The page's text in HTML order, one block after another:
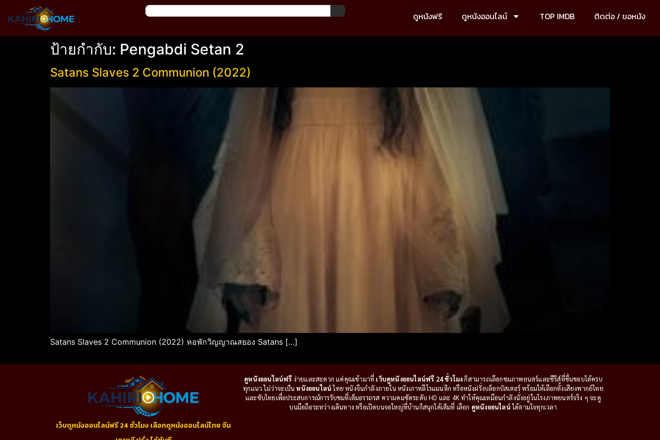
ดูหนังฟรี ดูหนังออนไลน์ TOP IMDB ติดต่อ / ขอหนัง
ป้ายกำกับ: Pengabdi Setan 2
Satans Slaves 2 Communion (2022)
Satans Slaves 2 Communion (2022) หอพักวิญญาณสยอง Satans […]
เว็บดูหนังออนไลน์ฟรี 24 ชั่วโมง เลือกดูหนังออนไลน์ไทย จีน
ดูหนังออนไลน์ฟรี ง่ายและสะดวก แค่คุณเข้ามาที่ เว็บดูหนังออนไลน์ฟรี 24 ชั่วโมงก็สามารถเลือกชมภาพยนตร์และซีรีส์ที่ชื่นชอบได้ครบ
ทุกแนว ไม่ว่าจะเป็นหนังออนไลน์ไทย หนังจีนกำลังภายใน หนังเกาหลีโรแมนติก หรือหนังฝรั่งบล็อกบัสเตอร์ พร้อมให้เลือกทั้งเสียงพากย์ไทย
และซับไทยเพื่อประสบการณ์การรับชมที่เต็มอรรถรส ความคมชัดระดับ HD และ 4K ทำให้คุณเหมือนกำลังนั่งอยู่ในโรงภาพยนตร์จริง ๆ จะดู
บนมือถือระหว่างเดินทาง หรือเปิดบนจอใหญ่ที่บ้านก็สนุกได้เต็มที่ เลือก ดูหนังออนไลน์ได้ตามใจทุกเวลา